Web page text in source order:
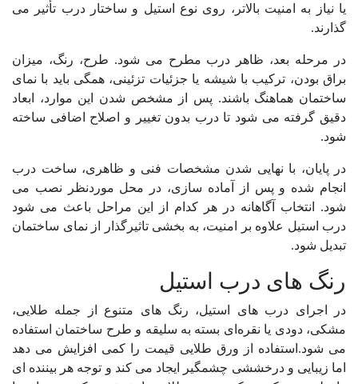
یا نیاز به امنیت بالاتر، روی نوع استیل و ساختار درب تأثیر می
گذارند.
در مرحله بعد، ظاهر درب مطرح می شود. طرح، رنگ، میزان
براق بودن، ترکیب با شیشه یا جزئیات تزئینی، همگی باید با نمای
ساختمان هماهنگ باشند. پس از مشخص شدن این موارد، ابعاد
دقیق گرفته می شود تا درب بدون تغییر و اصلاح اضافی ساخته
شود.
در پایان، با نهایی شدن مشخصات فنی و ظاهری، ساخت درب
انجام شده و پس از آماده سازی، در محل موردنظر نصب می
شود. انتخاب آگاهانه در هر کدام از این مراحل باعث می شود
درب استیل علاوه بر امنیت، به بخشی تاثیرگذار از نمای ساختمان
تبدیل شود.
رنگ های درب استیل
در اجرای درب های استیل، رنگ های متنوع از جمله طلایی،
مشکی، دودی یا نقره‌ای بسته به سلیقه و طرح ساختمان استفاده
می شود.استفاده از ورق طلایی قیمت را کمی افزایش می دهد
اما زیبایی و درخششی چشمگیر ایجاد می کند و توجه هر بیننده ای